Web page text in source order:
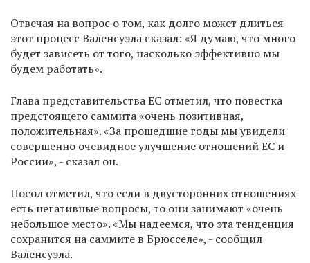
Отвечая на вопрос о том, как долго может длиться
этот процесс Валенсуэла сказал: «Я думаю, что много
будет зависеть от того, насколько эффективно мы
будем работать».
Глава представительства ЕС отметил, что повестка
предстоящего саммита «очень позитивная,
положительная». «За прошедшие годы мы увидели
совершенно очевидное улучшение отношений ЕС и
России», - сказал он.
Посол отметил, что если в двусторонних отношениях
есть негативные вопросы, то они занимают «очень
небольшое место». «Мы надеемся, что эта тенденция
сохранится на саммите в Брюсселе», - сообщил
Валенсуэла.